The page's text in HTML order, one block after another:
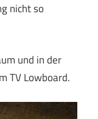
nicht so
und in der
TV Lowboard.